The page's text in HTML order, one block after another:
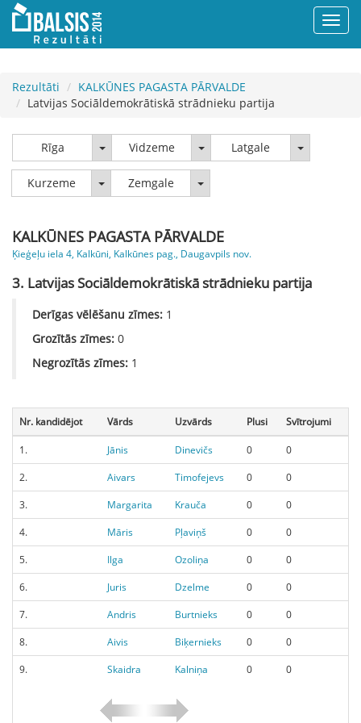
Rezultāti
KALKŪNES PAGASTA PĀRVALDE
Latvijas Sociāldemokrātiskā strādnieku partija
Rīga Rīga Vidzeme VidzemeLatgale Latgale
Kurzeme KurzemeZemgale Zemgale
KALKŪNES PAGASTA PĀRVALDE
Ķieģeļu iela 4, Kalkūni, Kalkūnes pag., Daugavpils nov.
3. Latvijas Sociāldemokrātiskā strādnieku partija
Derīgas vēlēšanu zīmes: 1
Grozītās zīmes: 0
Negrozītās zīmes: 1
Nr. kandidējot Vārds Uzvārds Plusi Svītrojumi
1. Jānis Dinevičs 0
0
2.
Aivars Timofejevs 0
0
3.
Margarita Krauča 0
0
4.
Māris Pļaviņš 0
0
5.
Ilga Ozoliņa 0
0
6.
Juris Dzelme 0
0
7.
Andris Burtnieks 0
0
8.
Aivis Biķernieks 0
0
9.
Skaidra Kalniņa 0 0